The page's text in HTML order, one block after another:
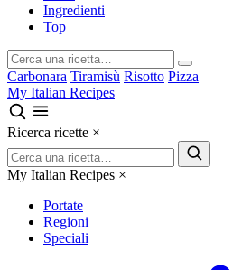
Ingredienti
Top
Carbonara Tiramisù Risotto Pizza
My Italian Recipes
Ricerca ricette ×
My Italian Recipes ×
Portate
Regioni
Speciali